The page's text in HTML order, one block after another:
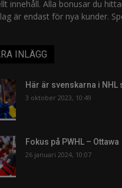
innehåll. Alla bonusar du
är endast för nya kunder.
INLÄGG
Här är svenskarna i
3 oktober 2023, 10:49
Fokus på PWHL – Ottawa
26 januari 2024, 10:07